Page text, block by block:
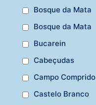
Bosque da Mata
Bosque da Mata
Bucarein
Cabeçudas
Campo Comprido
Castelo Branco